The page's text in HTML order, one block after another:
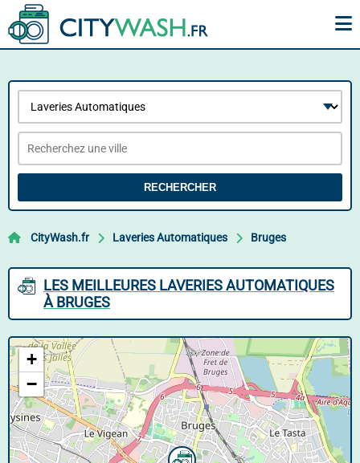
RECHERCHER
CityWash.fr Laveries Automatiques Bruges
LES MEILLEURES LAVERIES AUTOMATIQUES
À BRUGES
+
−